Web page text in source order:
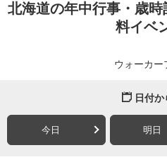
北海道の年中行事・歳
料イベ
ウォーカー
日付
今日 明日